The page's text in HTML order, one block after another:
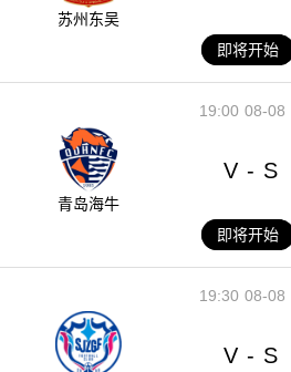
苏州东吴
即将开始
08-08
19:00
青岛海牛
V - S
即将开始
08-08
19:30
V - S